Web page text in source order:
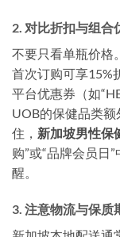
2. 对比折扣与组合
不要只看单瓶价格
首次订购可享15%
平台优惠券（如
UOB的保健品类
住， 新加坡男性保
购”或“品牌会员日
醒。
3. 注意物流与保质